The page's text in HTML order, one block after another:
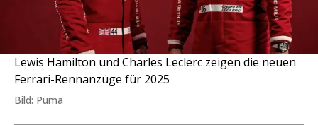
Lewis Hamilton und Charles Leclerc zeigen die neuen
Ferrari-Rennanzüge für 2025
Bild: Puma